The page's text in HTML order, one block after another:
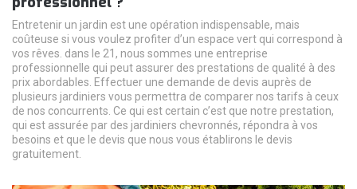
Entretenir un jardin est une opération indispensable, mais
coûteuse si vous voulez profiter d’un espace vert qui correspond à
vos rêves. dans le 21, nous sommes une entreprise
professionnelle qui peut assurer des prestations de qualité à des
prix abordables. Effectuer une demande de devis auprès de
plusieurs jardiniers vous permettra de comparer nos tarifs à ceux
de nos concurrents. Ce qui est certain c’est que notre prestation,
qui est assurée par des jardiniers chevronnés, répondra à vos
besoins et que le devis que nous vous établirons le devis
gratuitement.